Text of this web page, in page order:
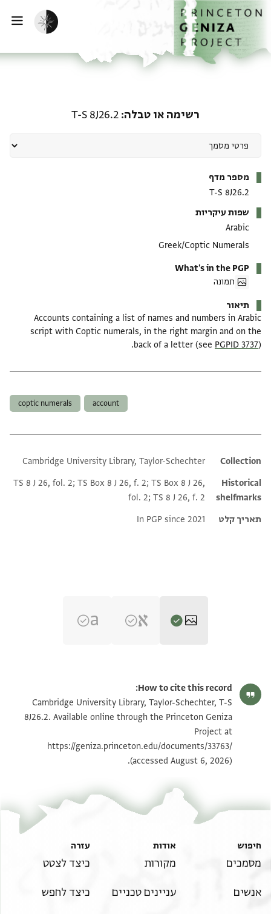
לתוכןהבית
הפעלת מצב כהה
רשימה או טבלה T-S 8J26.2
מספר מדף
T-S 8J26.2
שפות עיקריות
Arabic
Greek/Coptic Numerals
What's in the PGP
תמונה
תיאור
Accounts containing a list of names and numbers in Arabic
script with Coptic numerals, in the right margin and on the
back of a letter (seePGPID 3737).
account
coptic numerals
Additional metadata
Collection
Cambridge University Library, Taylor-Schechter
Historical
shelfmarks
TS 8 J 26, fol. 2; TS Box 8 J 26, f. 2; TS Box 8 J 26,
fol. 2; TS 8 J 26, f. 2
תאריך קלט
In PGP since 2021
T-S 8J26.2 1v הגדל וסובב
תנאי היתר שימוש בתצלום
How to cite this record:
Cambridge University Library, Taylor-Schechter, T-S
8J26.2. Available online through the Princeton Geniza
Project at
https://geniza.princeton.edu/documents/33763/
(accessed August 6, 2026).
חיפוש
מסמכים
אנשים
אודות
מקורות
עניינים טכניים
עזרה
כיצד לצטט
כיצד לחפש